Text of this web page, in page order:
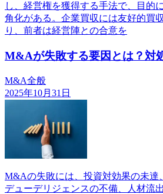
し、経営権を獲得する手法で、目的
角化がある。企業買収には友好的買
り、前者は経営陣との合意を
M&Aが失敗する要因とは？対
M&A全般
2025年10月31日
M&Aの失敗には、投資対効果の未達
デューデリジェンスの不備、人材流